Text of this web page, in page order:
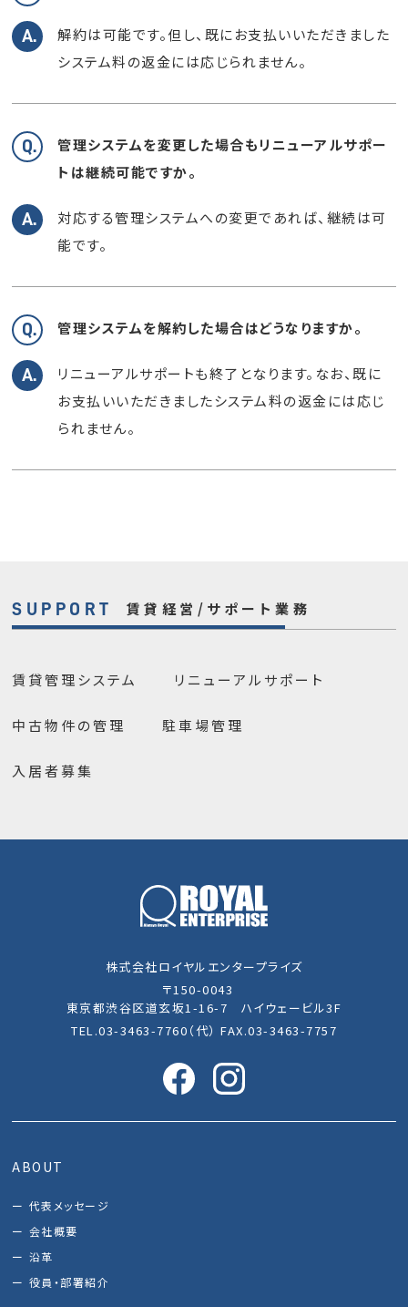
解約は可能です。但し、既にお支払いいただきました
システム料の返金には応じられません。
管理システムを変更した場合もリニューアルサポー
トは継続可能ですか。
対応する管理システムへの変更であれば、継続は可
能です。
管理システムを解約した場合はどうなりますか。
リニューアルサポートも終了となります。なお、既に
お支払いいただきましたシステム料の返金には応じ
られません。
SUPPORT 賃貸経営/サポート業務
賃貸管理システム リニューアルサポート
中古物件の管理 駐車場管理
入居者募集
株式会社ロイヤルエンタープライズ
〒150-0043
東京都渋谷区道玄坂1-16-7 ハイウェービル3F
TEL.03-3463-7760（代） FAX.03-3463-7757
ABOUT
代表メッセージ
会社概要
沿革
役員・部署紹介